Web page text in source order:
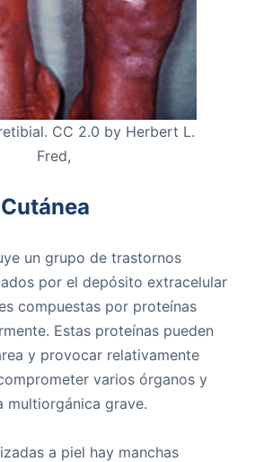
CC 2.0 by Herbert L.
Fred,
un grupo de trastornos
por el depósito extracelular
compuestas por proteínas
Estas proteínas pueden
y provocar relativamente
varios órganos y
multiorgánica grave.
a piel hay manchas